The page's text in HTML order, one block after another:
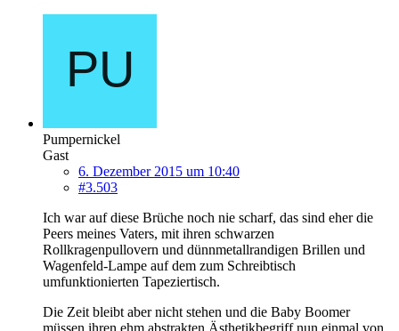
Pumpernickel
Gast
6. Dezember 2015 um 10:40
#3.503
Ich war auf diese Brüche noch nie scharf, das sind eher die
Peers meines Vaters, mit ihren schwarzen
Rollkragenpullovern und dünnmetallrandigen Brillen und
Wagenfeld-Lampe auf dem zum Schreibtisch
umfunktionierten Tapeziertisch.
Die Zeit bleibt aber nicht stehen und die Baby Boomer
müssen ihren ehm abstrakten Ästhetikbegriff nun einmal von